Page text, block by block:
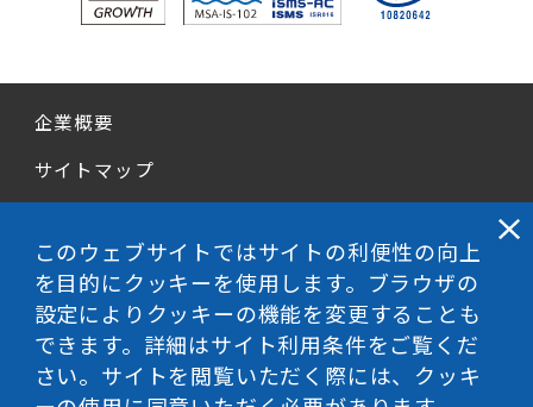
このウェブサイトではサイトの利便性の向上
を目的にクッキーを使用します。ブラウザの
設定によりクッキーの機能を変更することも
できます。詳細はサイト利用条件をご覧くだ
さい。サイトを閲覧いただく際には、クッキ
企業概要
サイトマップ
情報セキュリティ基本方針
迷惑・不正行為申告窓口
サイトご利用条件